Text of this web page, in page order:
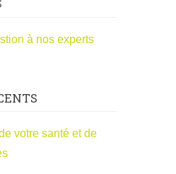
à nos experts
votre santé et de